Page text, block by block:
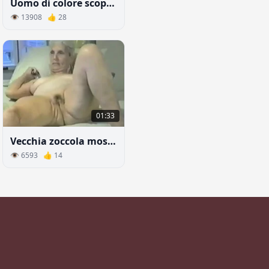
Uomo di colore scopa una vecchia donna nel culo
👁 13908 👍 28
01:33
Vecchia zoccola mostra la sua figa nuda su Internet
👁 6593 👍 14